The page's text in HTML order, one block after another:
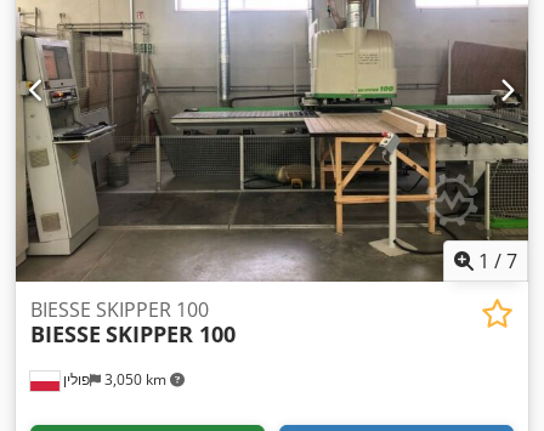
1 /7
פולין 3,050 km
BIESSE SKIPPER 100
BIESSE SKIPPER 100